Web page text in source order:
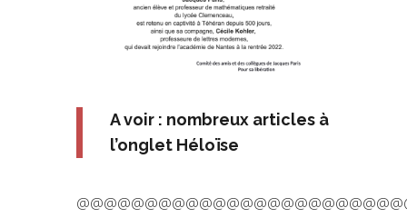
A voir : nombreux articles à
l’onglet Héloïse